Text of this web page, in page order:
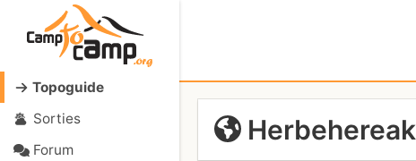
Topoguide
Sorties
Forum
Herbehereak